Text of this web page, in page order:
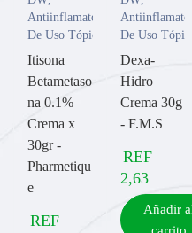
Antiinflamatorios
De Uso Tópico
Itisona
Betametaso
na 0.1%
Crema x
30gr -
Pharmetiqu
e
REF
De Uso Tópico
Dexa-
Hidro
Crema 30g
- F.M.S
REF
2,63
Añadir